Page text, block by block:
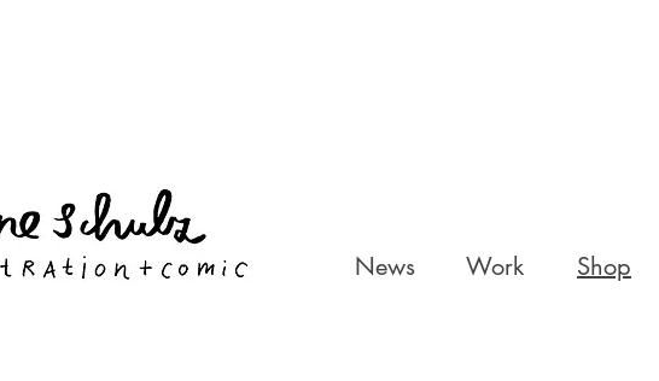
News Work Shop